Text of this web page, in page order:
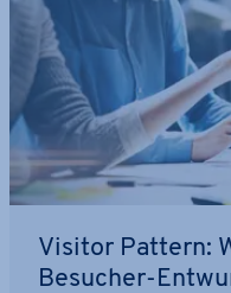
Visitor Pattern:
Besucher-